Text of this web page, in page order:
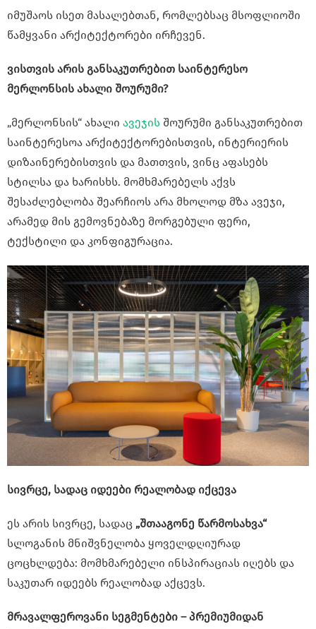
იმუშაოს ისეთ მასალებთან, რომლებსაც მსოფლიოში
წამყვანი არქიტექტორები ირჩევენ.
ვისთვის არის განსაკუთრებით საინტერესო
მერლონსის ახალი შოურუმი?
„მერლონსის“ ახალი ავეჯის შოურუმი განსაკუთრებით
საინტერესოა არქიტექტორებისთვის, ინტერიერის
დიზაინერებისთვის და მათთვის, ვინც აფასებს
სტილსა და ხარისხს. მომხმარებელს აქვს
შესაძლებლობა შეარჩიოს არა მხოლოდ მზა ავეჯი,
არამედ მის გემოვნებაზე მორგებული ფერი,
ტექსტილი და კონფიგურაცია.
სივრცე, სადაც იდეები რეალობად იქცევა
ეს არის სივრცე, სადაც „შთააგონე წარმოსახვა“
სლოგანის მნიშვნელობა ყოველდღიურად
ცოცხლდება: მომხმარებელი ინსპირაციას იღებს და
საკუთარ იდეებს რეალობად აქცევს.
მრავალფეროვანი სეგმენტები – პრემიუმიდან